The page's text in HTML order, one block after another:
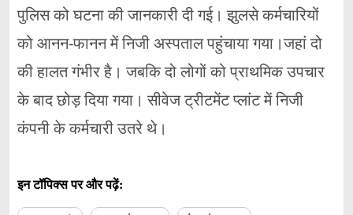
पुलिस को घटना की जानकारी दी गई। झुलसे कर्मचारियों
को आनन-फानन में निजी अस्पताल पहुंचाया गया।जहां दो
की हालत गंभीर है। जबकि दो लोगों को प्राथमिक उपचार
के बाद छोड़ दिया गया। सीवेज ट्रीटमेंट प्लांट में निजी
कंपनी के कर्मचारी उतरे थे।
इन टॉपिक्स पर और पढ़ें: